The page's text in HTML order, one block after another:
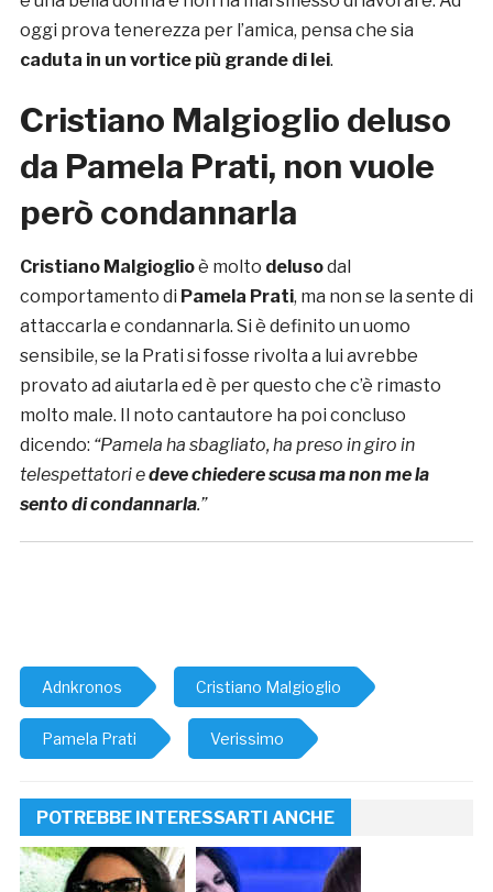
oggi prova tenerezza per l’amica, pensa che sia
caduta in un vortice più grande di lei.
Cristiano Malgioglio deluso
da Pamela Prati, non vuole
però condannarla
Cristiano Malgioglioè molto delusodal
comportamento di Pamela Prati, ma non se la sente di
attaccarla e condannarla. Si è definito un uomo
sensibile, se la Prati si fosse rivolta a lui avrebbe
provato ad aiutarla ed è per questo che c’è rimasto
molto male. Il noto cantautore ha poi concluso
dicendo: “Pamela ha sbagliato, ha preso in giro in
telespettatori edeve chiedere scusa ma non me la
sento di condannarla.”
Adnkronos Cristiano Malgioglio
Pamela Prati Verissimo
POTREBBE INTERESSARTI ANCHE